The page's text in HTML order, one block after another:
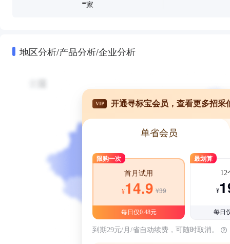
家
地区分析/产品分析/企业分析
VIP 开通寻标宝会员，查看更多招采
单省会员
限购一次
首月试用
¥14.9 ¥39
每日仅0.48元
最划算
12
¥
每日
到期29元/月/省自动续费，可随时取消。